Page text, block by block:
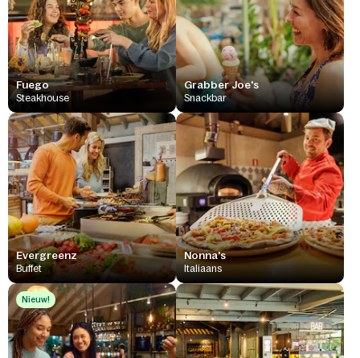
Fuego
Steakhouse
Grabber Joe's
Snackbar
Evergreenz
Buffet
Nonna's
Italiaans
Nieuw!